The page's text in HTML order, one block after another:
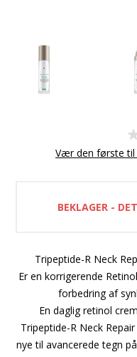
Vær den første
BEKLAGER -
Tripeptide-R Neck
Er en korrigerende
forbedring af
En daglig retinol
Tripeptide-R Neck
nye til avancerede tegn